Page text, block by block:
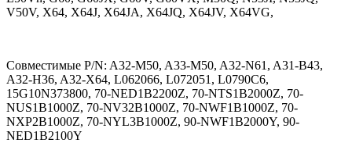
V50V, X64, X64J, X64JA, X64JQ, X64JV, X64VG,
Совместимые P/N: A32-M50, A33-M50, A32-N61, A31-B43,
A32-H36, A32-X64, L062066, L072051, L0790C6,
15G10N373800, 70-NED1B2200Z, 70-NTS1B2000Z, 70-
NUS1B1000Z, 70-NV32B1000Z, 70-NWF1B1000Z, 70-
NXP2B1000Z, 70-NYL3B1000Z, 90-NWF1B2000Y, 90-
NED1B2100Y